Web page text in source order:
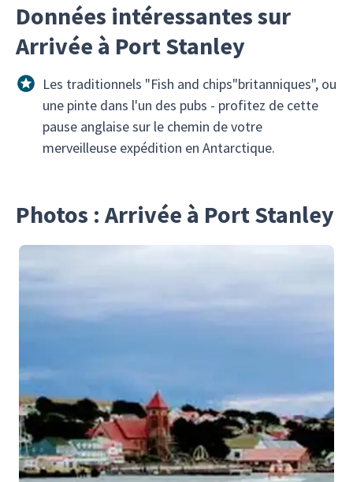
Données intéressantes sur
Arrivée à Port Stanley
Les traditionnels "Fish and chips"britanniques", ou
une pinte dans l'un des pubs - profitez de cette
pause anglaise sur le chemin de votre
merveilleuse expédition en Antarctique.
Photos : Arrivée à Port Stanley